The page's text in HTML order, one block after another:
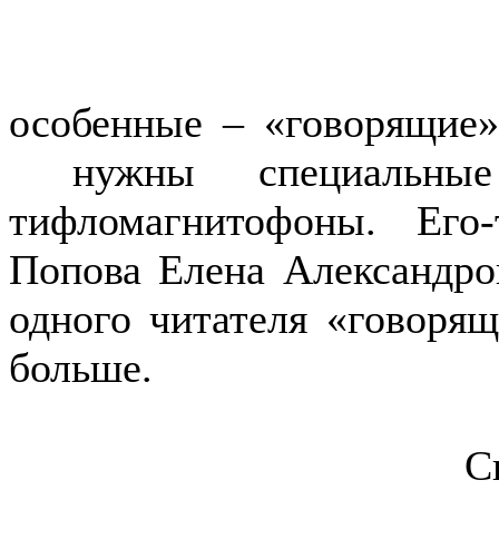
особенные –
нужны
тифломагнитофоны.
Попова Елена
одного читателя
больше.